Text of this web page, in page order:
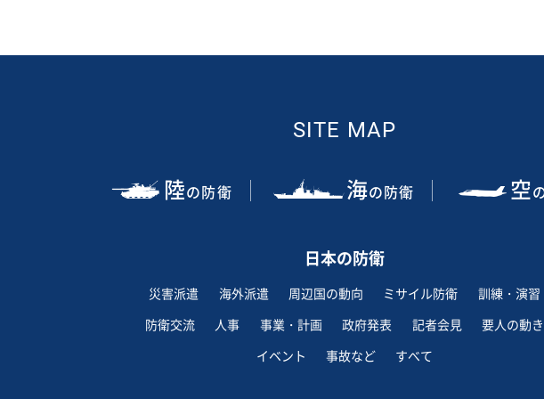
SITE MAP
陸の防衛 海の防衛 空
日本の防衛
災害派遣 海外派遣 周辺国の動向 ミサイル防衛
訓練・演習
防衛交流
人事 事業・計画 政府発表 記者会見
要人の動き
イベント
事故など すべて